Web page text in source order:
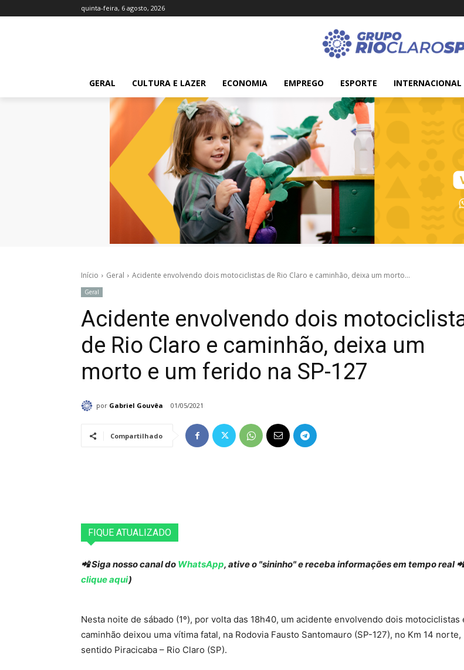
quinta-feira, 6 agosto, 2026
GERAL CULTURA E LAZER ECONOMIA EMPREGO ESPORTE INTERNACIONAL
Início Geral Acidente envolvendo dois motociclistas de Rio Claro e caminhão, deixa um morto...
Geral
Acidente envolvendo dois
de Rio Claro e caminhão, deixa um
morto e um ferido na SP-127
por Gabriel Gouvêa 01/05/2021
Compartilhado
FIQUE ATUALIZADO
📲 Siga nosso canal do WhatsApp, ative o "sininho" e receba informações em tempo real
clique aqui)
Nesta noite de sábado (1º), por volta das 18h40, um acidente envolvendo dois motociclistas
caminhão deixou uma vítima fatal, na Rodovia Fausto Santomauro (SP-127), no Km 14 norte,
sentido Piracicaba – Rio Claro (SP).